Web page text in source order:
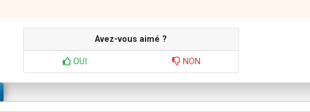
Avez-vous aimé ?
OUI NON